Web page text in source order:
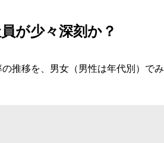
が少々深刻か？
推移を、男女（男性は年代別）で